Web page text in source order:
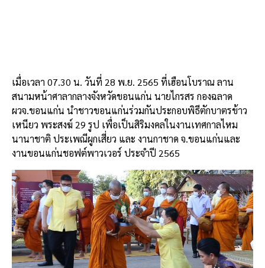
เมื่อเวลา 07.30 น. วันที่ 28 พ.ย. 2565 ที่เฮือนโบราณ ลาน
สนามหน้าศาลากลางจังหวัดขอนแก่น นายไกรสร กองฉลาด
ผวจ.ขอนแก่น นำชาวขอนแก่นร่วมกันประกอบพิธีตักบาตรข้าว
เหนียว พระสงฆ์ 29 รูป เพื่อเป็นสิริมงคลในงานเทศกาลไหม
นานาชาติ ประเพณีผูกเสี่ยว และ งานกาชาด จ.ขอนแก่นและ
งานขอนแก่นชอฟต์พาวเวอร์ ประจำปี 2565